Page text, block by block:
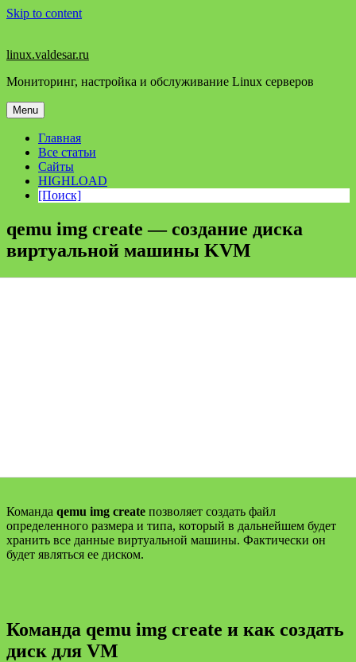
Skip to content
linux.valdesar.ru
Мониторинг, настройка и обслуживание Linux серверов
Menu
Главная
Все статьи
Сайты
HIGHLOAD
[Поиск]
qemu img create — создание диска
виртуальной машины KVM
Команда qemu img create позволяет создать файл
определенного размера и типа, который в дальнейшем будет
хранить все данные виртуальной машины. Фактически он
будет являться ее диском.
Команда qemu img create и как создать
диск для VM